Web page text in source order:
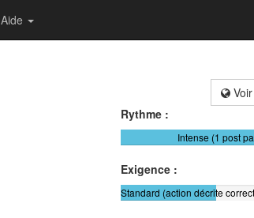
Aide
Rythme :
Intense (1 post
Exigence :
Standard (action décrite